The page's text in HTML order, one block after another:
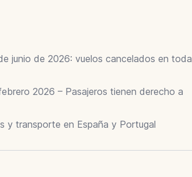
junio de 2026: vuelos cancelados en toda
2026 – Pasajeros tienen derecho a
y transporte en España y Portugal